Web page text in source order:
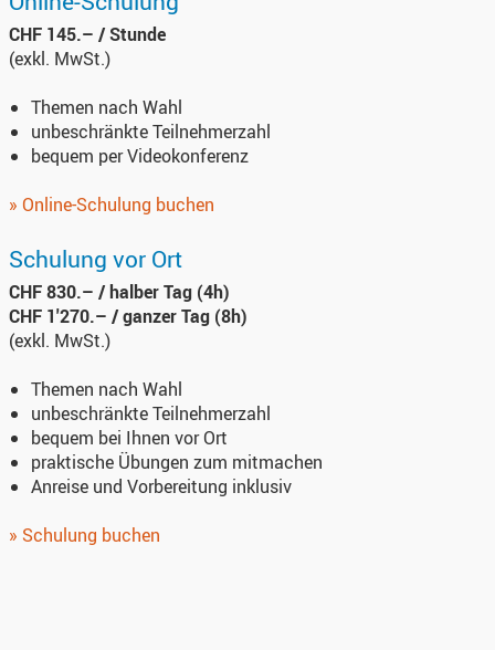
CHF 145.– / Stunde
(exkl. MwSt.)
Themen nach Wahl
unbeschränkte Teilnehmerzahl
bequem per Videokonferenz
» Online-Schulung buchen
Schulung vor Ort
CHF 830.– / halber Tag (4h)
CHF 1'270.– / ganzer Tag (8h)
(exkl. MwSt.)
Themen nach Wahl
unbeschränkte Teilnehmerzahl
bequem bei Ihnen vor Ort
praktische Übungen zum mitmachen
Anreise und Vorbereitung inklusiv
» Schulung buchen